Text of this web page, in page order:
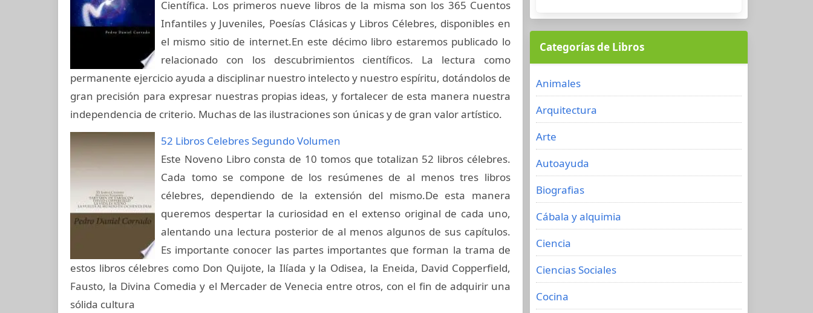
Científica. Los primeros nueve libros de la misma son los 365 Cuentos
Infantiles y Juveniles, Poesías Clásicas y Libros Célebres, disponibles en
el mismo sitio de internet.En este décimo libro estaremos publicado lo
relacionado con los descubrimientos científicos. La lectura como
permanente ejercicio ayuda a disciplinar nuestro intelecto y nuestro espíritu, dotándolos de
gran precisión para expresar nuestras propias ideas, y fortalecer de esta manera nuestra
independencia de criterio. Muchas de las ilustraciones son únicas y de gran valor artístico.
52 Libros Celebres Segundo Volumen
Este Noveno Libro consta de 10 tomos que totalizan 52 libros célebres.
Cada tomo se compone de los resúmenes de al menos tres libros
célebres, dependiendo de la extensión del mismo.De esta manera
queremos despertar la curiosidad en el extenso original de cada uno,
alentando una lectura posterior de al menos algunos de sus capítulos.
Es importante conocer las partes importantes que forman la trama de
estos libros célebres como Don Quijote, la Ilíada y la Odisea, la Eneida, David Copperfield,
Fausto, la Divina Comedia y el Mercader de Venecia entre otros, con el fin de adquirir una
sólida cultura
Categorías de Libros
Animales
Arquitectura
Arte
Autoayuda
Biografias
Cábala y alquimia
Ciencia
Ciencias Sociales
Cocina